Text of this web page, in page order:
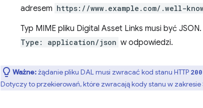
adresem https://www.example.com/.well-
Typ MIME pliku Digital Asset Links musi być
Type: application/json w odpowiedzi.
Ważne:żądanie pliku DAL musi zwracać kod stanu HTTP
Dotyczy to przekierowań, które zwracają kody stanu w zakresie